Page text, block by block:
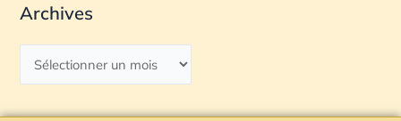
Archives